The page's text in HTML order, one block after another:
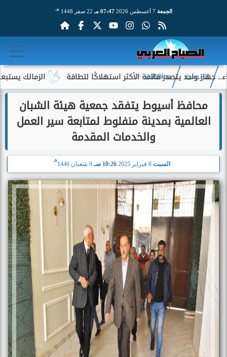
الجمعة 7 أغسطس 2026 07:47 مـ 22 صفر 1448 هـ
الزمالك يستبعد 4 لاعبين شباب من حساباته في الموسم الجديد يتصدر قائمة الأكثر استهلاكًا للطاقة
الرئيسية محافظات
محافظ أسيوط يتفقد جمعية هيئة الشبان
العالمية بمدينة منفلوط لمتابعة سير العمل
والخدمات المقدمة
السبت 8 فبراير 2025 10:26 صـ 9 شعبان 1446
هـ